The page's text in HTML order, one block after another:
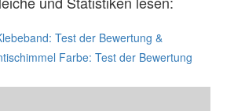
Test der Bewertung &
Farbe: Test der Bewertung